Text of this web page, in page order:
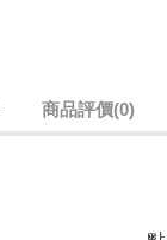
商品評價(0)